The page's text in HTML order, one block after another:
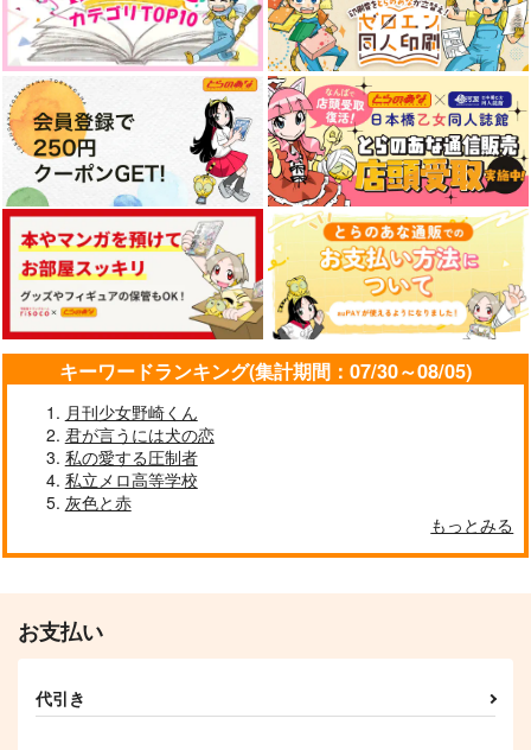
虎伏プチフレークシー
ル１
低速ギア
286円（税込）
虎杖悠仁×伏黒恵
サンプル
作品詳細
虎伏プチ靴下
低速ギア
1,144円（税込）
虎杖悠仁×伏黒恵
虎伏プチブランケット
低速ギア
2,144円（税込）
虎杖悠仁×伏黒恵
キーワードランキング(集計期間：07/30～08/05)
月刊少女野崎くん
君が言うには犬の恋
私の愛する圧制者
私立メロ高等学校
灰色と赤
もっとみる
お支払い
代引き